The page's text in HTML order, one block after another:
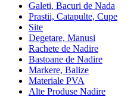
Galeti, Bacuri de Nada
Prastii, Catapulte, Cupe
Site
Degetare, Manusi
Rachete de Nadire
Bastoane de Nadire
Markere, Balize
Materiale PVA
Alte Produse Nadire